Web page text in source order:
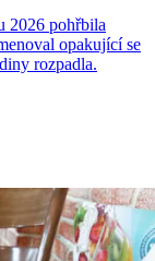
2026 pohřbila
opakující se
rozpadla.